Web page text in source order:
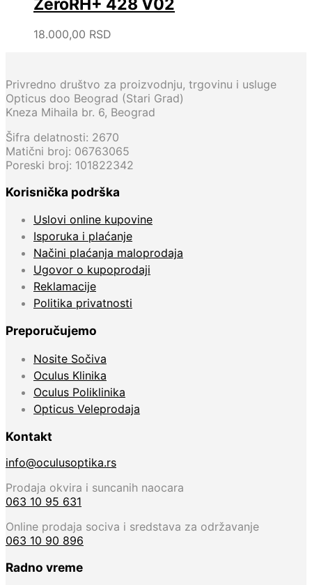
ZeroRH+ 428 V02
18.000,00 RSD
Privredno društvo za proizvodnju, trgovinu i usluge
Opticus doo Beograd (Stari Grad)
Kneza Mihaila br. 6, Beograd
Šifra delatnosti: 2670
Matični broj: 06763065
Poreski broj: 101822342
Korisnička podrška
Uslovi online kupovine
Isporuka i plaćanje
Načini plaćanja maloprodaja
Ugovor o kupoprodaji
Reklamacije
Politika privatnosti
Preporučujemo
Nosite Sočiva
Oculus Klinika
Oculus Poliklinika
Opticus Veleprodaja
Kontakt
info@oculusoptika.rs
Prodaja okvira i suncanih naocara
063 10 95 631
Online prodaja sociva i sredstava za održavanje
063 10 90 896
Radno vreme